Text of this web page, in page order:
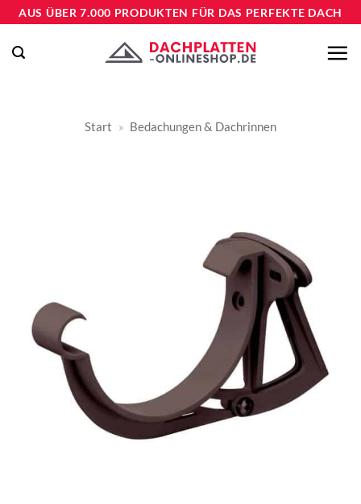
Zum
springen
AUS ÜBER 7.000 PRODUKTEN FÜR DAS PERFEKTE DACH
Start » Bedachungen & Dachrinnen